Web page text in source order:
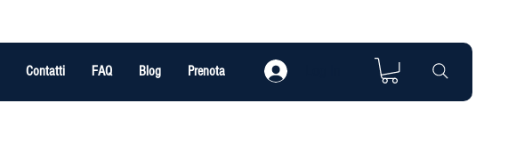
Contatti FAQ Blog Prenota